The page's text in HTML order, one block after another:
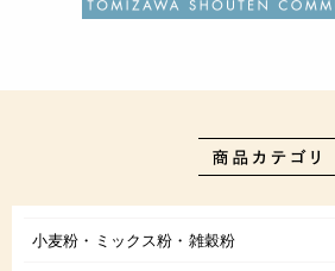
小麦粉・ミックス粉・雑穀粉